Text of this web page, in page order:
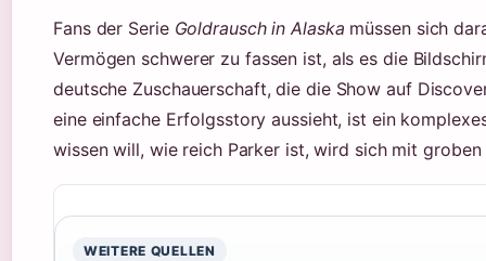
Fans der Serie Goldrausch in Alaska müssen sich
Vermögen schwerer zu fassen ist, als es die
deutsche Zuschauerschaft, die die Show auf
eine einfache Erfolgsstory aussieht, ist ein
wissen will, wie reich Parker ist, wird sich mit
WEITERE QUELLEN